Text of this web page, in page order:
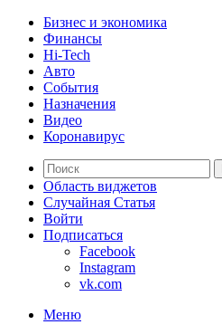
Бизнес и экономика
Финансы
Hi-Tech
Авто
События
Назначения
Видео
Коронавирус
Область виджетов
Случайная Статья
Войти
Подписаться
Facebook
Instagram
vk.com
Меню